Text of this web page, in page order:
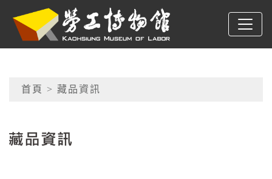
跳到主要內容
高雄市勞工博物館
網頁導覽
首頁 > 藏品資訊